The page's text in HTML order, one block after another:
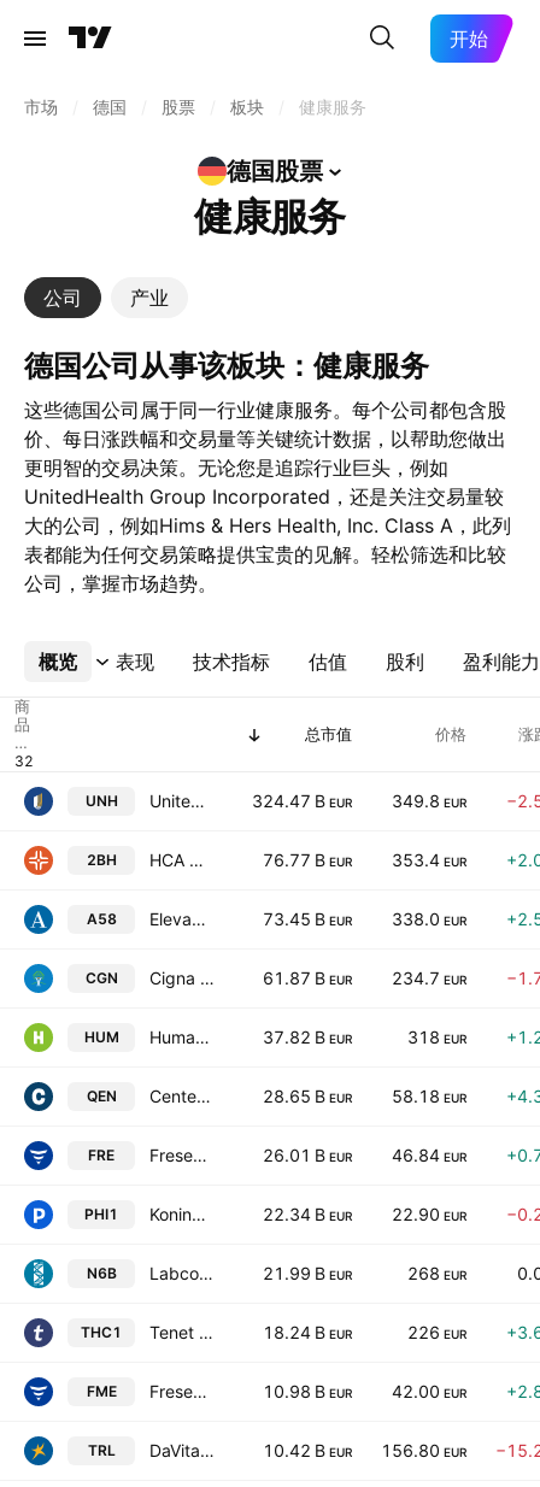
开始
市场 德国 股票 板块 健康服务
德国股票
健康服务
公司 产业
德国公司从事该板块：健康服务
这些德国公司属于同一行业健康服务。每个公司都包含股
价、每日涨跌幅和交易量等关键统计数据，以帮助您做出
更明智的交易决策。无论您是追踪行业巨头，例如
UnitedHealth Group Incorporated，还是关注交易量较
大的公司，例如Hims & Hers Health, Inc. Class A，此列
表都能为任何交易策略提供宝贵的见解。轻松筛选和比较
公司，掌握市场趋势。
概览 表现 技术指标 估值 股利 盈利能力
更多
商
品
代
码
总市值 价格 涨
UNH UnitedHealth Group Incorporated 324.47 B EUR 349.8 EUR
2BH HCA Healthcare Inc 76.77 B EUR 353.4 EUR
A58 Elevance Health, Inc. 73.45 B EUR 338.0 EUR
CGN Cigna Group 61.87 B EUR 234.7 EUR
HUM Humana Inc. 37.82 B EUR 318 EUR
QEN Centene Corporation 28.65 B EUR 58.18 EUR
FRE Fresenius SE & Co. KGaA 26.01 B EUR 46.84 EUR
PHI1 Koninklijke Philips N.V. 22.34 B EUR 22.90 EUR
N6B Labcorp Holdings Inc. 21.99 B EUR 268 EUR
THC1 Tenet Healthcare Corporation 18.24 B EUR 226 EUR
FME Fresenius Medical Care AG 10.98 B EUR 42.00 EUR
TRL DaVita Inc. 10.42 B EUR 156.80 EUR